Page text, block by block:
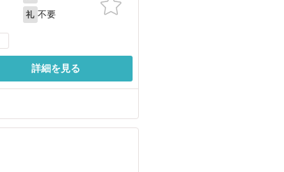
礼 不要
詳細を見る